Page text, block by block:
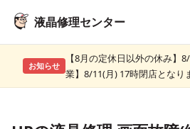
液晶修理センター
お知らせ
【8月の定休日以外の休み
業】8/11(月) 17時閉店となり